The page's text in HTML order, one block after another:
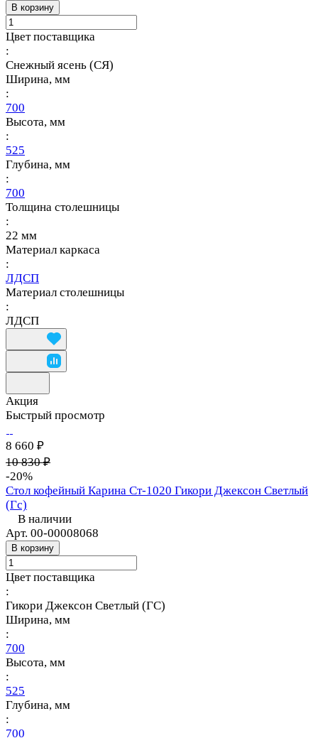
В корзину
Цвет поставщика
:
Снежный ясень (СЯ)
Ширина, мм
:
700
Высота, мм
:
525
Глубина, мм
:
700
Толщина столешницы
:
22 мм
Материал каркаса
:
ЛДСП
Материал столешницы
:
ЛДСП
Акция
Быстрый просмотр
8 660 ₽
10 830 ₽
-20%
Стол кофейный Карина Ст-1020 Гикори Джексон Светлый
(Гс)
В наличии
Арт. 00-00008068
В корзину
Цвет поставщика
:
Гикори Джексон Светлый (ГС)
Ширина, мм
:
700
Высота, мм
:
525
Глубина, мм
:
700